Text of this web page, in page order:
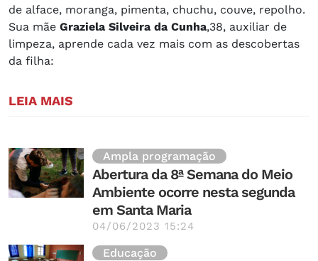
de alface, moranga, pimenta, chuchu, couve, repolho.
Sua mãe Graziela Silveira da Cunha,38, auxiliar de
limpeza, aprende cada vez mais com as descobertas
da filha:
LEIA MAIS
Ampla programação
Abertura da 8ª Semana do Meio
Ambiente ocorre nesta segunda
em Santa Maria
04/06/2023 15:24
Educação